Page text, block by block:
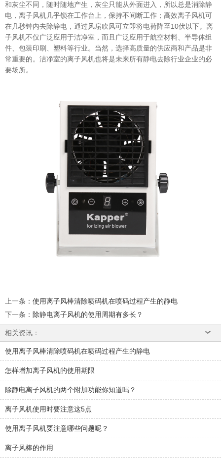
和灰尘不同，随时随地产生，灰尘只能从外面进入，所以总是消除静
电，离子风机几乎锁在工作台上，保持不间断工作；高效离子风机可
在几秒钟内去除静电，通过风扇吹风可立即将电荷降至10伏以下。离
子风机不仅广泛应用于洁净室，而且广泛应用于航空材料、半导体组
件、包装印刷、塑料等行业。当然，选择高质量的供应商和产品是非
常重要的。洁净室的离子风机也将是未来所有静电去除行业企业的必
要场所。
上一条 ： 使用离子风棒清除喷码机在喷码过程产生的静电
下一条 ： 除静电离子风机的使用周期有多长？
相关资讯：
使用离子风棒清除喷码机在喷码过程产生的静电
怎样增加离子风机的使用期限
除静电离子风机的两个附加功能你知道吗？
离子风机使用时要注意这5点
使用离子风机要注意哪些问题呢？
离子风棒的作用